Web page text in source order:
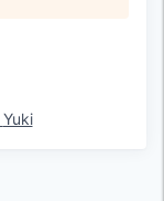
Yuki